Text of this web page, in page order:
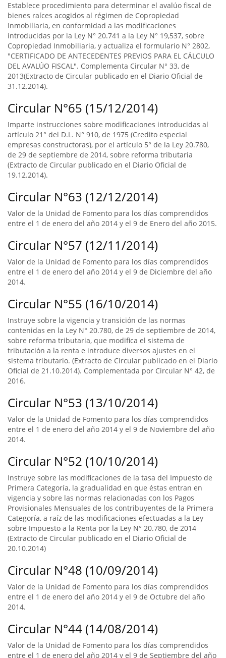
Establece procedimiento para determinar el avalúo fiscal de
bienes raíces acogidos al régimen de Copropiedad
Inmobiliaria, en conformidad a las modificaciones
introducidas por la Ley N° 20.741 a la Ley N° 19,537, sobre
Copropiedad Inmobiliaria, y actualiza el formulario N° 2802,
"CERTIFICADO DE ANTECEDENTES PREVIOS PARA EL CÁLCULO
DEL AVALÚO FISCAL". Complementa Circular N° 33, de
2013(Extracto de Circular publicado en el Diario Oficial de
31.12.2014).
Circular N°65 (15/12/2014)
Imparte instrucciones sobre modificaciones introducidas al
artículo 21° del D.L. N° 910, de 1975 (Credito especial
empresas constructoras), por el artículo 5° de la Ley 20.780,
de 29 de septiembre de 2014, sobre reforma tributaria
(Extracto de Circular publicado en el Diario Oficial de
19.12.2014).
Circular N°63 (12/12/2014)
Valor de la Unidad de Fomento para los días comprendidos
entre el 1 de enero del año 2014 y el 9 de Enero del año 2015.
Circular N°57 (12/11/2014)
Valor de la Unidad de Fomento para los días comprendidos
entre el 1 de enero del año 2014 y el 9 de Diciembre del año
2014.
Circular N°55 (16/10/2014)
Instruye sobre la vigencia y transición de las normas
contenidas en la Ley N° 20.780, de 29 de septiembre de 2014,
sobre reforma tributaria, que modifica el sistema de
tributación a la renta e introduce diversos ajustes en el
sistema tributario. (Extracto de Circular publicado en el Diario
Oficial de 21.10.2014). Complementada por Circular N° 42, de
2016.
Circular N°53 (13/10/2014)
Valor de la Unidad de Fomento para los días comprendidos
entre el 1 de enero del año 2014 y el 9 de Noviembre del año
2014.
Circular N°52 (10/10/2014)
Instruye sobre las modificaciones de la tasa del Impuesto de
Primera Categoría, la gradualidad en que éstas entran en
vigencia y sobre las normas relacionadas con los Pagos
Provisionales Mensuales de los contribuyentes de la Primera
Categoría, a raíz de las modificaciones efectuadas a la Ley
sobre Impuesto a la Renta por la Ley N° 20.780, de 2014
(Extracto de Circular publicado en el Diario Oficial de
20.10.2014)
Circular N°48 (10/09/2014)
Valor de la Unidad de Fomento para los días comprendidos
entre el 1 de enero del año 2014 y el 9 de Octubre del año
2014.
Circular N°44 (14/08/2014)
Valor de la Unidad de Fomento para los días comprendidos
entre el 1 de enero del año 2014 y el 9 de Septiembre del año